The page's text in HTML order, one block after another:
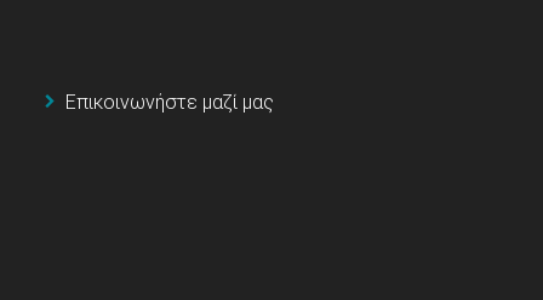
Επικοινωνήστε μαζί μας